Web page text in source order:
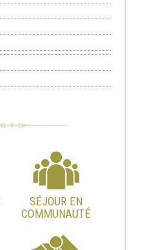
SÉJOUR EN
COMMUNAUTÉ